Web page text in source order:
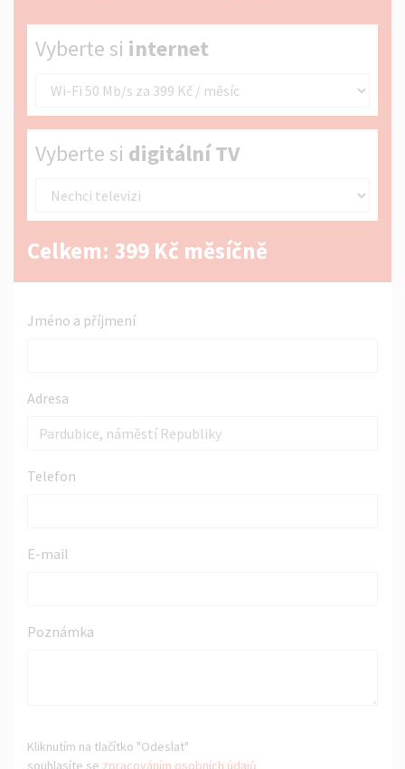
Vyberte si internet
Vyberte si internet
Vyberte si digitální TV
Vyberte si digitální TV
Celkem: 399 Kč měsíčně
Jméno a příjmení
Adresa
Telefon
E-mail
Poznámka
Kliknutím na tlačítko "Odeslat"
souhlasíte se zpracováním osobních údajů